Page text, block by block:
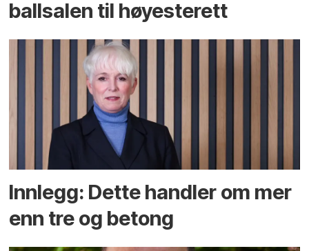
ballsalen til høyesterett
Innlegg: Dette handler om mer
enn tre og betong